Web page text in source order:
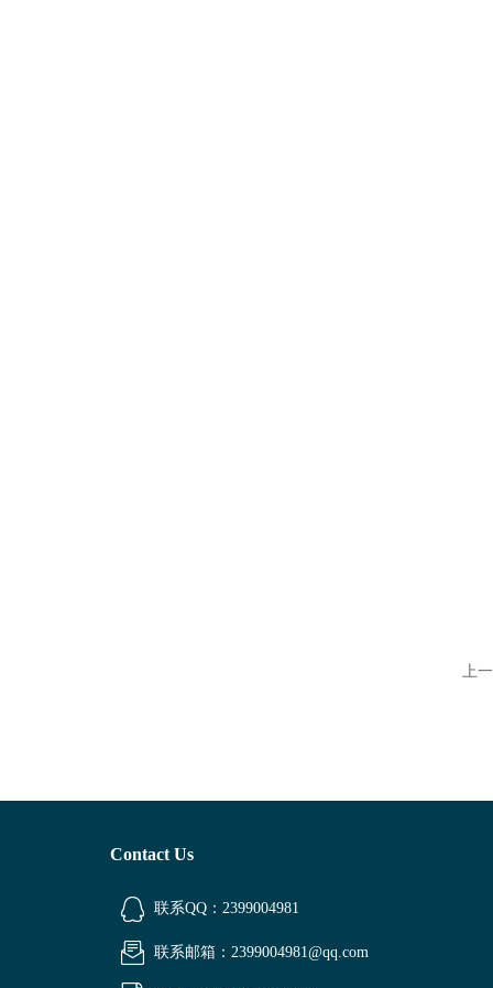
上
Contact Us
联系QQ：2399004981
联系邮箱：2399004981@qq.com